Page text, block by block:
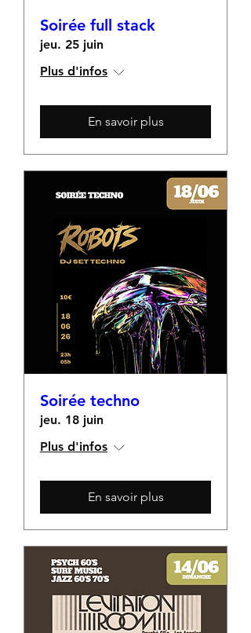
Soirée full stack
jeu. 25 juin
Plus d'infos
En savoir plus
Soirée techno
jeu. 18 juin
Plus d'infos
En savoir plus